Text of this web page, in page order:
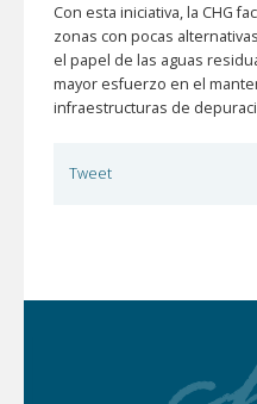
Con esta iniciativa, la CHG
zonas con pocas
el papel de las aguas
mayor esfuerzo en el
infraestructuras de
Tweet